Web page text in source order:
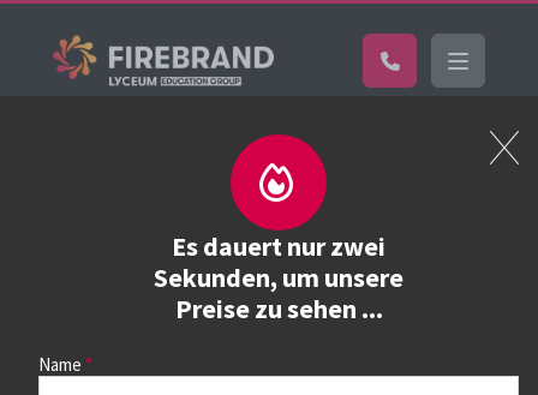
Es dauert nur zwei
Sekunden, um unsere
Preise zu sehen ...
Name
Kurs buchen
Wählen Sie zunächst einen Kurs aus der Liste unten aus.
auswählen.